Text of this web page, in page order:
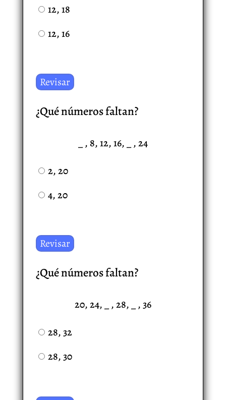
12, 18
12, 16
¿Qué números faltan?
_ , 8, 12, 16, _ , 24
2, 20
4, 20
¿Qué números faltan?
20, 24, _ , 28, _ , 36
28, 32
28, 30